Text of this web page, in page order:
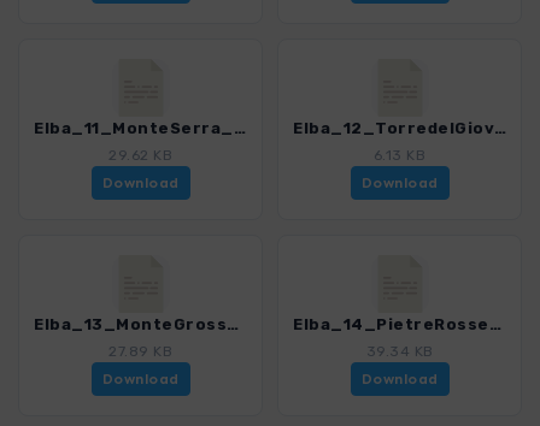
Elba_11_MonteSerra_4482_5.gpx
29.62 KB
Download
Elba_12_TorredelGiove_4482_5.gpx
6.13 KB
Download
Elba_13_MonteGrosso_4482_5.gpx
27.89 KB
Download
Elba_14_PietreRosse_4482_5.gpx
39.34 KB
Download